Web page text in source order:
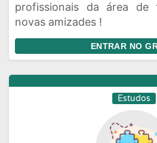
profissionais da área de
novas amizades !
ENTRAR NO
Estudos